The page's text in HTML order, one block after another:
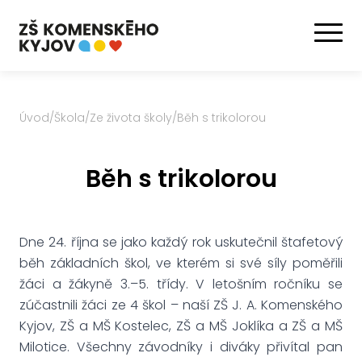
Úvod/Škola/Ze života školy/Běh s trikolorou
Běh s trikolorou
Dne 24. října se jako každý rok uskutečnil štafetový
běh základních škol, ve kterém si své síly poměřili
žáci a žákyně 3.–5. třídy. V letošním ročníku se
zúčastnili žáci ze 4 škol – naší ZŠ J. A. Komenského
Kyjov, ZŠ a MŠ Kostelec, ZŠ a MŠ Joklíka a ZŠ a MŠ
Milotice. Všechny závodníky i diváky přivítal pan